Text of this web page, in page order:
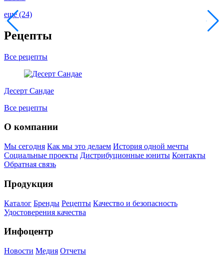
еще (24)
Рецепты
Все рецепты
Десерт Сандае
Все рецепты
О компании
Мы сегодня Как мы это делаем История одной мечты
Социальные проекты Дистрибуционные юниты Контакты
Обратная связь
Продукция
Каталог Бренды Рецепты Качество и безопасность
Удостоверения качества
Инфоцентр
Новости Медия Отчеты